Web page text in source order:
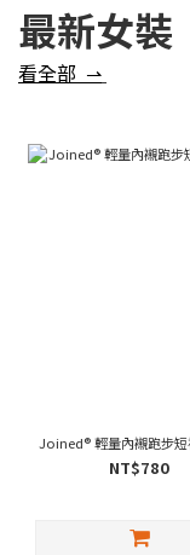
最新女裝
看全部 ⇀
Joined® 輕量內襯跑步短
NT$780